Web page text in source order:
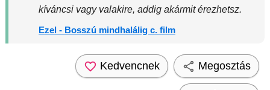
kíváncsi vagy valakire, addig akármit érezhetsz.
Ezel - Bosszú mindhalálig c. film
Kedvencnek Megosztás